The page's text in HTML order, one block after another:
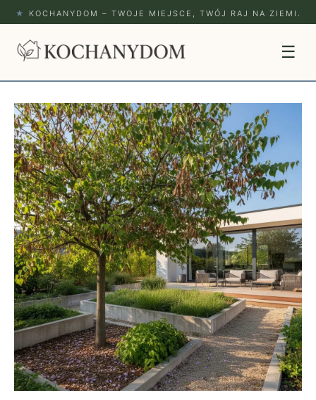
★ KOCHANYDOM – TWOJE MIEJSCE, TWÓJ RAJ NA ZIEMI.
☰